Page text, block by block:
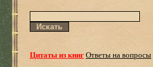
Цитаты из книгОтветы на вопросы